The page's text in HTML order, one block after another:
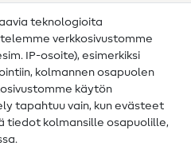
teknologioita
verkkosivustomme
IP-osoite), esimerkiksi
kolmannen osapuolen
käytön
tapahtuu vain, kun evästeet
tiedot kolmansille osapuolille,